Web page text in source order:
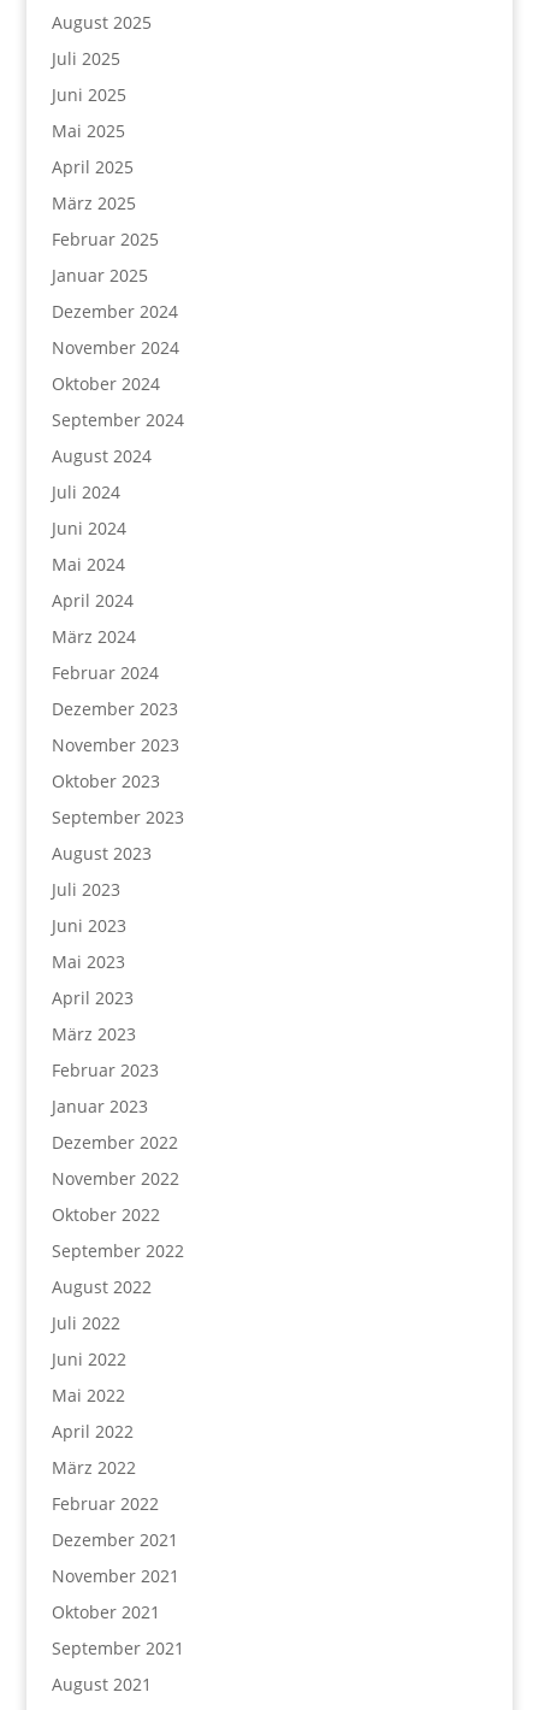
August 2025
Juli 2025
Juni 2025
Mai 2025
April 2025
März 2025
Februar 2025
Januar 2025
Dezember 2024
November 2024
Oktober 2024
September 2024
August 2024
Juli 2024
Juni 2024
Mai 2024
April 2024
März 2024
Februar 2024
Dezember 2023
November 2023
Oktober 2023
September 2023
August 2023
Juli 2023
Juni 2023
Mai 2023
April 2023
März 2023
Februar 2023
Januar 2023
Dezember 2022
November 2022
Oktober 2022
September 2022
August 2022
Juli 2022
Juni 2022
Mai 2022
April 2022
März 2022
Februar 2022
Dezember 2021
November 2021
Oktober 2021
September 2021
August 2021